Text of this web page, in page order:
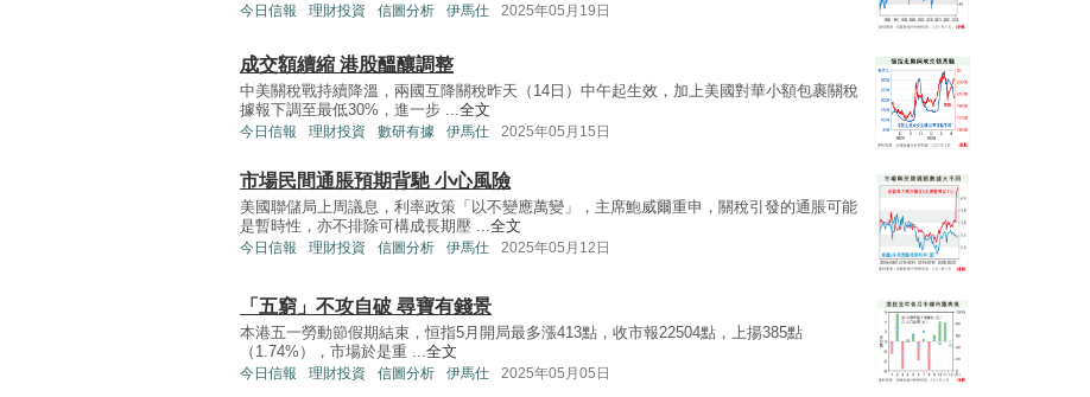
今日信報 理財投資 信圖分析 伊馬仕 2025年05月19日
成交額續縮 港股醞釀調整
中美關稅戰持續降溫，兩國互降關稅昨天（14日）中午起生效，加上美國對華小額包裹關稅
據報下調至最低30%，進一步 ... 全文
今日信報 理財投資 數研有據 伊馬仕 2025年05月15日
市場民間通脹預期背馳 小心風險
美國聯儲局上周議息，利率政策「以不變應萬變」，主席鮑威爾重申，關稅引發的通脹可能
是暫時性，亦不排除可構成長期壓 ... 全文
今日信報 理財投資 信圖分析 伊馬仕 2025年05月12日
「五窮」不攻自破 尋寶有錢景
本港五一勞動節假期結束，恒指5月開局最多漲413點，收市報22504點，上揚385點
（1.74%），市場於是重 ...全文
今日信報 理財投資 信圖分析 伊馬仕 2025年05月05日